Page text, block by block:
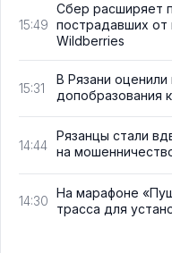
15:49
Сбер расширяет
пострадавших от
Wildberries
15:31
В Рязани
допобразования
14:44
Рязанцы стали
на
14:30
На марафоне
трасса для